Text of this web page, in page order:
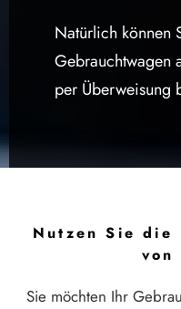
Natürlich können
Gebrauchtwagen
per Überweisung
Nutzen Sie die
von
Sie möchten Ihr